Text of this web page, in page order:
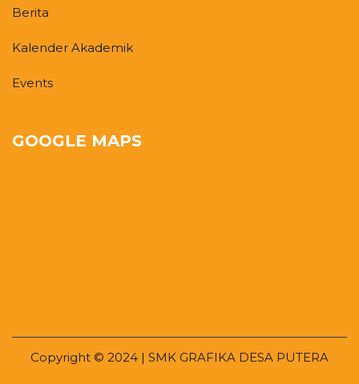
Berita
Kalender Akademik
Events
GOOGLE MAPS
Copyright © 2024 | SMK GRAFIKA DESA PUTERA